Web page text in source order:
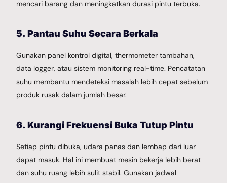
mencari barang dan meningkatkan durasi pintu terbuka.
5. Pantau Suhu Secara Berkala
Gunakan panel kontrol digital, thermometer tambahan,
data logger, atau sistem monitoring real-time. Pencatatan
suhu membantu mendeteksi masalah lebih cepat sebelum
produk rusak dalam jumlah besar.
6. Kurangi Frekuensi Buka Tutup Pintu
Setiap pintu dibuka, udara panas dan lembap dari luar
dapat masuk. Hal ini membuat mesin bekerja lebih berat
dan suhu ruang lebih sulit stabil. Gunakan jadwal